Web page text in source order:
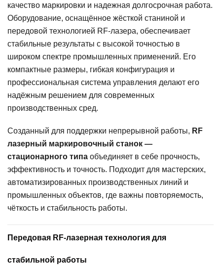
качество маркировки и надежная долгосрочная работа.
Оборудование, оснащённое жёсткой станиной и
передовой технологией RF-лазера, обеспечивает
стабильные результаты с высокой точностью в
широком спектре промышленных применений. Его
компактные размеры, гибкая конфигурация и
профессиональная система управления делают его
надёжным решением для современных
производственных сред.
Созданный для поддержки непрерывной работы, RF
лазерный маркировочный станок —
стационарного типа объединяет в себе прочность,
эффективность и точность. Подходит для мастерских,
автоматизированных производственных линий и
промышленных объектов, где важны повторяемость,
чёткость и стабильность работы.
Передовая RF-лазерная технология для
стабильной работы